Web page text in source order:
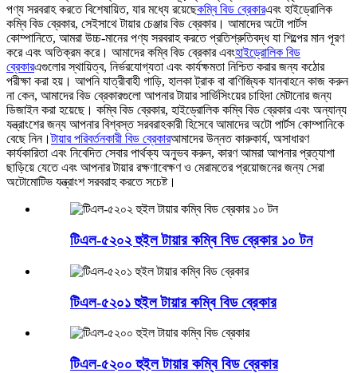
পণ্য সরবরাহ করতে বিশেষায়িত, যার মধ্যে রয়েছেকম্বি বিড ব্রেকারএবং হাইড্রোলিক
কম্বি বিড ব্রেকার, সেইসাথে টায়ার চেঞ্জার বিড ব্রেকার। আমাদের অটো পার্টস
কোম্পানিতে, আমরা উচ্চ-মানের পণ্য সরবরাহ করতে প্রতিশ্রুতিবদ্ধ যা শিল্পের মান পূরণ
করে এবং অতিক্রম করে। আমাদের কম্বি বিড ব্রেকার এবংহাইড্রোলিক বিড
ব্রেকারএগুলোর স্থায়িত্ব, নির্ভরযোগ্যতা এবং কার্যক্ষমতা নিশ্চিত করার জন্য কঠোর
পরীক্ষা করা হয়। আপনি যাত্রীবাহী গাড়ি, হালকা ট্রাক বা বাণিজ্যিক যানবাহনে কাজ করুন
না কেন, আমাদের বিড ব্রেকারগুলো আপনার টায়ার সার্ভিসিংয়ের চাহিদা মেটানোর জন্য
ডিজাইন করা হয়েছে। কম্বি বিড ব্রেকার, হাইড্রোলিক কম্বি বিড ব্রেকার এবং অন্যান্য
যন্ত্রাংশের জন্য আপনার বিশ্বস্ত সরবরাহকারী হিসেবে আমাদের অটো পার্টস কোম্পানিকে
বেছে নিন।টায়ার পরিবর্তনকারী বিড ব্রেকারআমাদের উন্নত কারুকার্য, অসাধারণ
কার্যকারিতা এবং নিবেদিত সেবার পার্থক্য অনুভব করুন, কারণ আমরা আপনার প্রত্যাশা
ছাড়িয়ে যেতে এবং আপনার টায়ার রক্ষণাবেক্ষণ ও মেরামতের প্রয়োজনের জন্য সেরা
অটোমোটিভ যন্ত্রাংশ সরবরাহ করতে সচেষ্ট।
টিএল-৫২০২ হুইল টায়ার কম্বি বিড ব্রেকার ১০ টন
টিএল-৫২০১ হুইল টায়ার কম্বি বিড ব্রেকার
টিএল-৫২০০ হুইল টায়ার কম্বি বিড ব্রেকার